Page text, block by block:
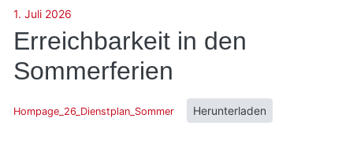
1. Juli 2026
Erreichbarkeit in den
Sommerferien
Hompage_26_Dienstplan_Sommer Herunterladen